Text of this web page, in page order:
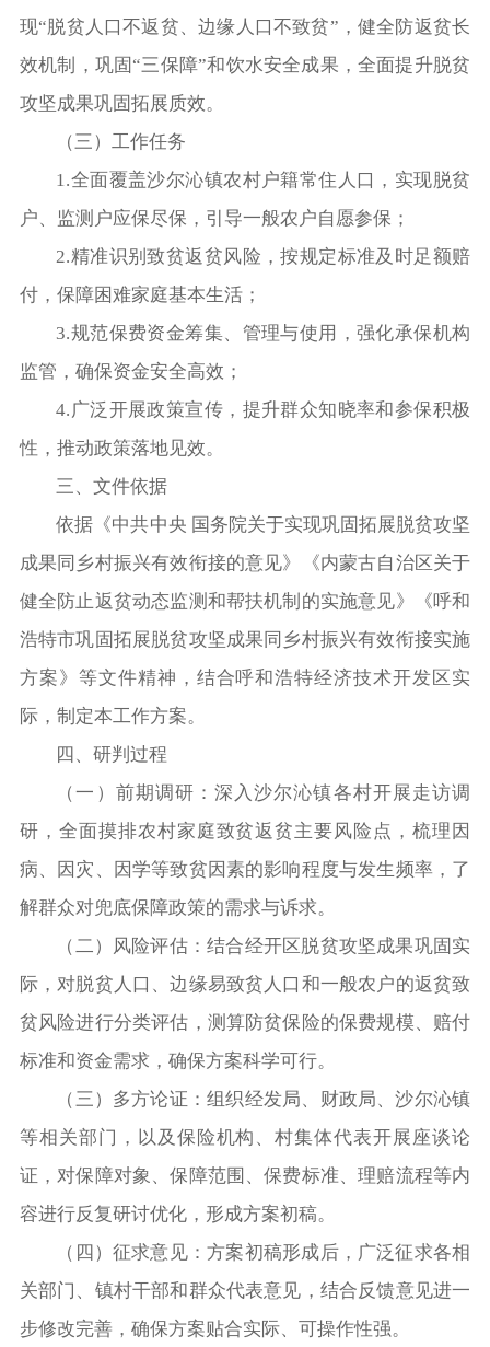
现“脱贫人口不返贫、边缘人口不致贫”，健全防返贫长
效机制，巩固“三保障”和饮水安全成果，全面提升脱贫
攻坚成果巩固拓展质效。
（三）工作任务
1.全面覆盖沙尔沁镇农村户籍常住人口，实现脱贫
户、监测户应保尽保，引导一般农户自愿参保；
2.精准识别致贫返贫风险，按规定标准及时足额赔
付，保障困难家庭基本生活；
3.规范保费资金筹集、管理与使用，强化承保机构
监管，确保资金安全高效；
4.广泛开展政策宣传，提升群众知晓率和参保积极
性，推动政策落地见效。
三、文件依据
依据《中共中央 国务院关于实现巩固拓展脱贫攻坚
成果同乡村振兴有效衔接的意见》《内蒙古自治区关于
健全防止返贫动态监测和帮扶机制的实施意见》《呼和
浩特市巩固拓展脱贫攻坚成果同乡村振兴有效衔接实施
方案》等文件精神，结合呼和浩特经济技术开发区实
际，制定本工作方案。
四、研判过程
（一） 前期调研：深入沙尔沁镇各村开展走访调
研，全面摸排农村家庭致贫返贫主要风险点，梳理因
病、因灾、因学等致贫因素的影响程度与发生频率，了
解群众对兜底保障政策的需求与诉求。
（二）
风险评估：结合经开区脱贫攻坚成果巩固实
际，对脱贫人口、边缘易致贫人口和一般农户的返贫致
贫风险进行分类评估，测算防贫保险的保费规模、赔付
标准和资金需求，确保方案科学可行。
（三） 多方论证：组织经发局、财政局、沙尔沁镇
等相关部门，以及保险机构、村集体代表开展座谈论
证，对保障对象、保障范围、保费标准、理赔流程等内
容进行反复研讨优化，形成方案初稿。
（四）征求意见：方案初稿形成后，广泛征求各相
关部门、镇村干部和群众代表意见，结合反馈意见进一
步修改完善，确保方案贴合实际、可操作性强。